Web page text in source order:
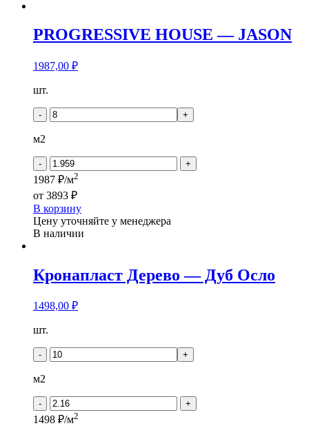
PROGRESSIVE HOUSE — JASON
1987,00 ₽
Количество
PROGRESSIVE
-
шт.
- +
м2
- +
1987 ₽/м2
от 3893 ₽
В корзину
Цену уточняйте у менеджера
В наличии
Кронапласт Дерево — Дуб Осло
1498,00 ₽
Количество
Кронапласт
-
Осло
шт.
- +
м2
- +
1498 ₽/м2